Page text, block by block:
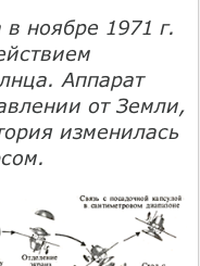
ноябре 1971 г.
Аппарат
от Земли,
изменилась